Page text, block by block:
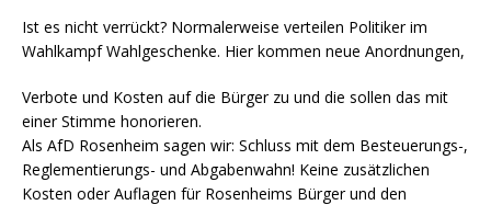
Ist es nicht verrückt? Normalerweise verteilen Politiker im
Wahlkampf Wahlgeschenke. Hier kommen neue Anordnungen,
Verbote und Kosten auf die Bürger zu und die sollen das mit
einer Stimme honorieren.
Als AfD Rosenheim sagen wir: Schluss mit dem Besteuerungs-,
Reglementierungs- und Abgabenwahn! Keine zusätzlichen
Kosten oder Auflagen für Rosenheims Bürger und den